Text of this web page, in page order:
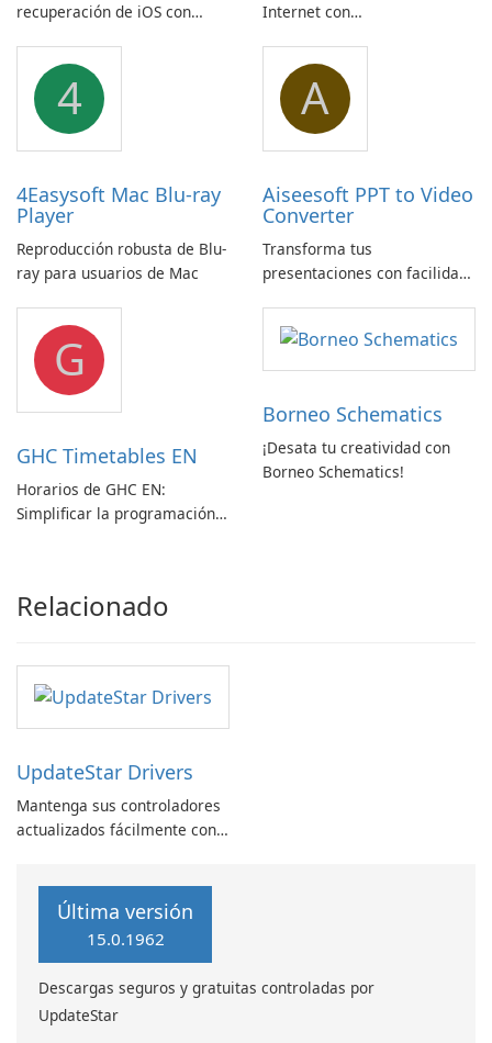
recuperación de iOS con
dispositivos
Internet con
GmbH!
4
4Easysoft Mac Blu-ray
Player
Reproducción robusta de Blu-
ray para usuarios de Mac
A
Aiseesoft PPT to Video
Converter
Transforma tus
presentaciones con facilidad
Convertidor de Vídeo
G
GHC Timetables EN
Horarios de GHC EN:
Simplificar la programación
Borneo Schematics
¡Desata tu creatividad con
Borneo Schematics!
Relacionado
UpdateStar Drivers
Mantenga sus controladores
actualizados fácilmente con
Última versión
15.0.1962
Descargas seguros y gratuitas controladas por
UpdateStar